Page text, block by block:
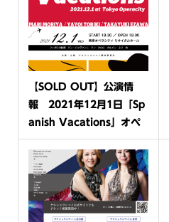
【SOLD OUT】公演情
報 2021年12月1日「Sp
anish Vacations」オペ
ラシティリ...